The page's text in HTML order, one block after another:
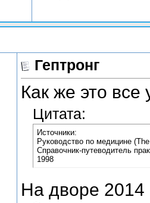
Гептронг
Как же это все
Цитата:
Источники:
Руководство по медицине
Справочник-путеводитель
1998
На дворе 2014